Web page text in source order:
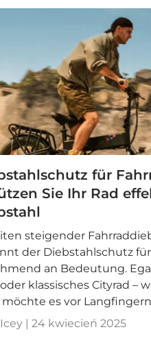
für
Sie Ihr Rad
steigender
der Diebstahlschutz
an Bedeutung.
klassisches Cityrad –
möchte es vor
| 24 kwiecień 2025